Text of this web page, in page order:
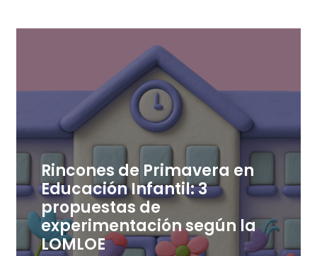
Rincones de Primavera en
Educación Infantil: 3
propuestas de
experimentación según la
LOMLOE